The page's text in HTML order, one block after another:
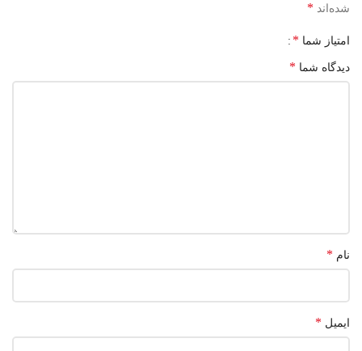
شده‌اند *
امتیاز شما *
دیدگاه شما *
نام *
ایمیل *